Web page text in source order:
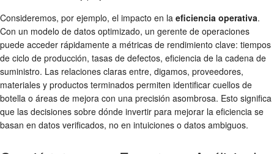
Consideremos, por ejemplo, el impacto en la eficiencia operativa.
Con un modelo de datos optimizado, un gerente de operaciones
puede acceder rápidamente a métricas de rendimiento clave: tiempos
de ciclo de producción, tasas de defectos, eficiencia de la cadena de
suministro. Las relaciones claras entre, digamos, proveedores,
materiales y productos terminados permiten identificar cuellos de
botella o áreas de mejora con una precisión asombrosa. Esto significa
que las decisiones sobre dónde invertir para mejorar la eficiencia se
basan en datos verificados, no en intuiciones o datos ambiguos.